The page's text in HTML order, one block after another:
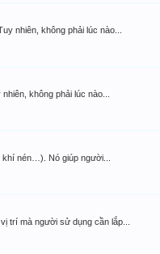
nhiên, không phải lúc nào...
không phải lúc nào...
nén…). Nó giúp người...
trí mà người sử dụng cần lắp...